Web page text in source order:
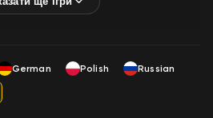
German Polish
Russian